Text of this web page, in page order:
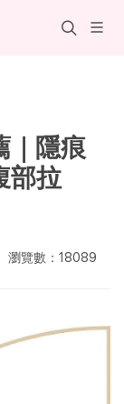
｜隱痕
部拉
瀏覽數：18089